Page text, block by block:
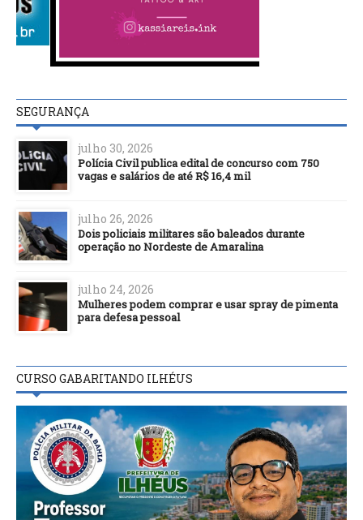
SEGURANÇA
julho 30, 2026
Polícia Civil publica edital de concurso com 750
vagas e salários de até R$ 16,4 mil
julho 26, 2026
Dois policiais militares são baleados durante
operação no Nordeste de Amaralina
julho 24, 2026
Mulheres podem comprar e usar spray de pimenta
para defesa pessoal
CURSO GABARITANDO ILHÉUS